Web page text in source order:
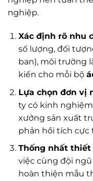
nghiệp.
Xác định rõ nhu
số lượng, đối
ban), môi trường
kiến cho mỗi bộ
Lựa chọn đơn vị
ty có kinh
xưởng sản xuất
phản hồi tích cực
Thống nhất thiết
việc cùng đội
hoàn thiện mẫu